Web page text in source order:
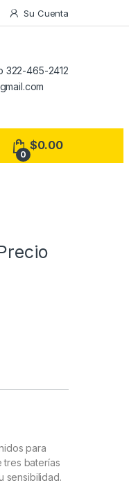
Su Cuenta
322-465-2412
0
$0.00
para
tres baterías
sensibilidad.